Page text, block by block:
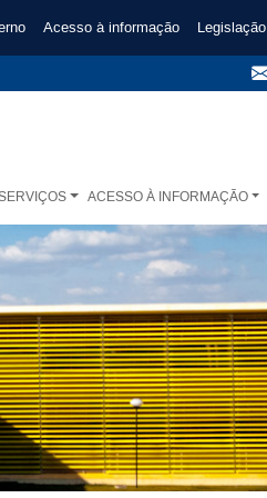
Acesso à informação Legislação
ACESSO À INFORMAÇÃO